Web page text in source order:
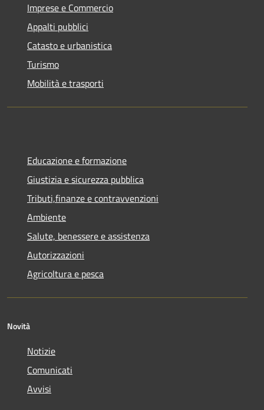
Imprese e Commercio
Appalti pubblici
Catasto e urbanistica
Turismo
Mobilità e trasporti
Educazione e formazione
Giustizia e sicurezza pubblica
Tributi,finanze e contravvenzioni
Ambiente
Salute, benessere e assistenza
Autorizzazioni
Agricoltura e pesca
Novità
Notizie
Comunicati
Avvisi